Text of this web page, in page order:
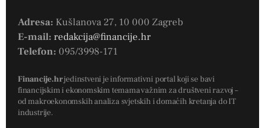
Adresa: Kušlanova 27, 10 000 Zagreb
E-mail: redakcija@financije.hr
Telefon: 095/3998-171
Financije.hrjedinstveni je informativni portal koji se bavi
financijskim i ekonomskim temama važnim za društveni razvoj –
od makroekonomskih analiza svjetskih i domaćih kretanja do IT
industrije.